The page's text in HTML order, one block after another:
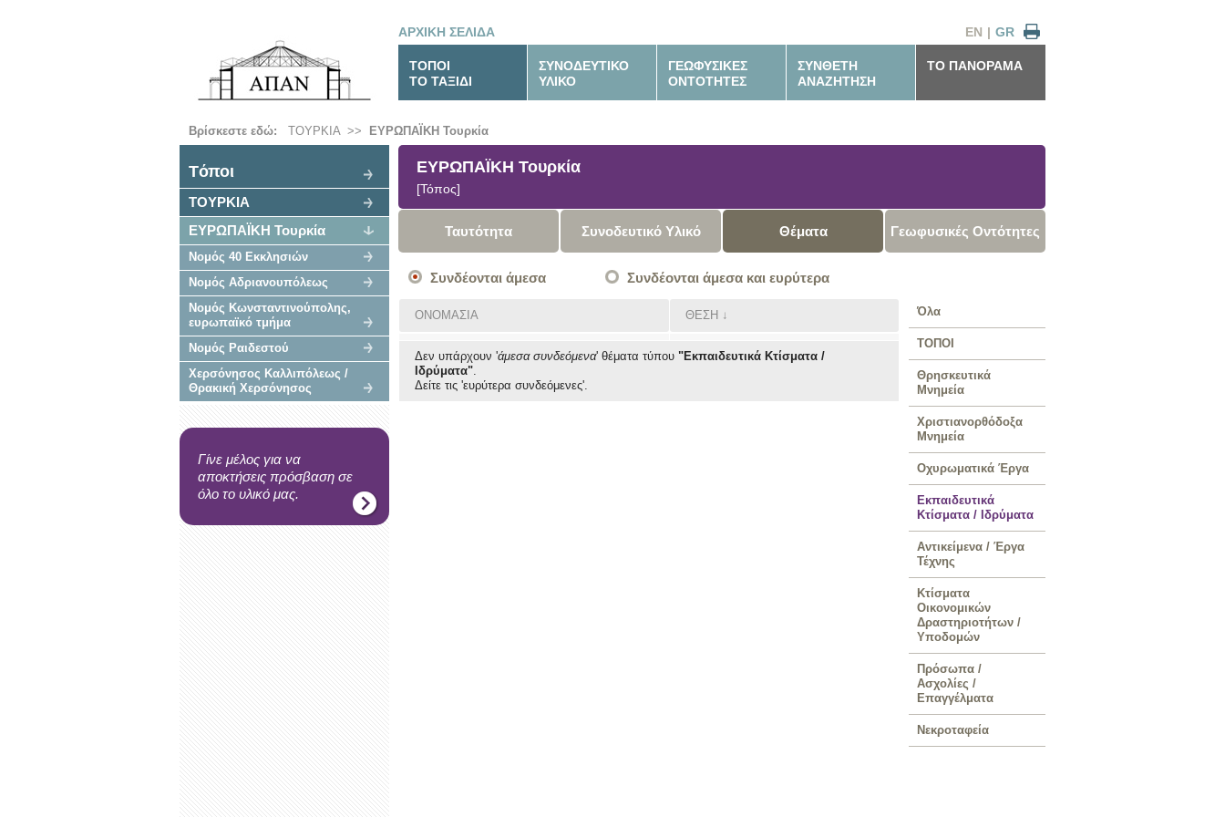
ΑΡΧΙΚΗ ΣΕΛΙΔΑ GR
|
EN
ΤΟΠΟΙ
ΤΟ ΤΑΞΙΔΙ
ΣΥΝΟΔΕΥΤΙΚΟ
ΥΛΙΚΟ
ΓΕΩΦΥΣΙΚΕΣ
ΟΝΤΟΤΗΤΕΣ
ΣΥΝΘΕΤΗ
ΑΝΑΖΗΤΗΣΗ
ΤΟ ΠΑΝΟΡΑΜΑ
Βρίσκεστε εδώ: ΤΟΥΡΚΙΑ>> ΕΥΡΩΠΑΪΚΗ Τουρκία
Tόποι
ΤΟΥΡΚΙΑ
ΕΥΡΩΠΑΪΚΗ Τουρκία
Νομός 40 Εκκλησιών
Νομός Αδριανουπόλεως
Νομός Κωνσταντινούπολης,
ευρωπαϊκό τμήμα
Νομός Ραιδεστού
Χερσόνησος Καλλιπόλεως /
Θρακική Χερσόνησος
Γίνε μέλος για να
αποκτήσεις πρόσβαση σε
όλο το υλικό μας.
ΕΥΡΩΠΑΪΚΗ Τουρκία
[Τόπος]
Ταυτότητα Συνοδευτικό Υλικό Θέματα Γεωφυσικές Οντότητες
Συνδέονται άμεσα Συνδέονται άμεσα και ευρύτερα
ΟΝΟΜΑΣΙΑ ΘΕΣΗ ↓
Δεν υπάρχουν 'άμεσα συνδεόμενα' θέματα τύπου "Εκπαιδευτικά Κτίσματα /
Ιδρύματα".
Δείτε τις 'ευρύτερα συνδεόμενες'.
Όλα
ΤΟΠΟΙ
Θρησκευτικά
Μνημεία
Χριστιανορθόδοξα
Μνημεία
Οχυρωματικά Έργα
Εκπαιδευτικά
Κτίσματα / Ιδρύματα
Αντικείμενα / Έργα
Τέχνης
Κτίσματα
Οικονομικών
Δραστηριοτήτων /
Υποδομών
Πρόσωπα /
Ασχολίες /
Επαγγέλματα
Νεκροταφεία